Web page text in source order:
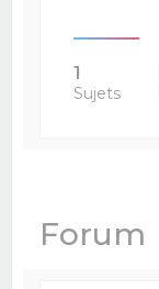
1
Sujets
Forum